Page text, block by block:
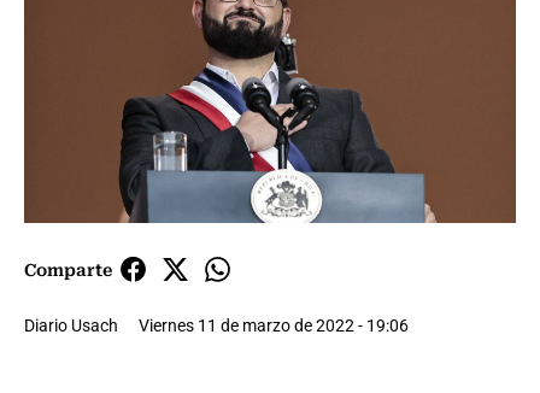
Comparte
Diario Usach Viernes 11 de marzo de 2022 - 19:06